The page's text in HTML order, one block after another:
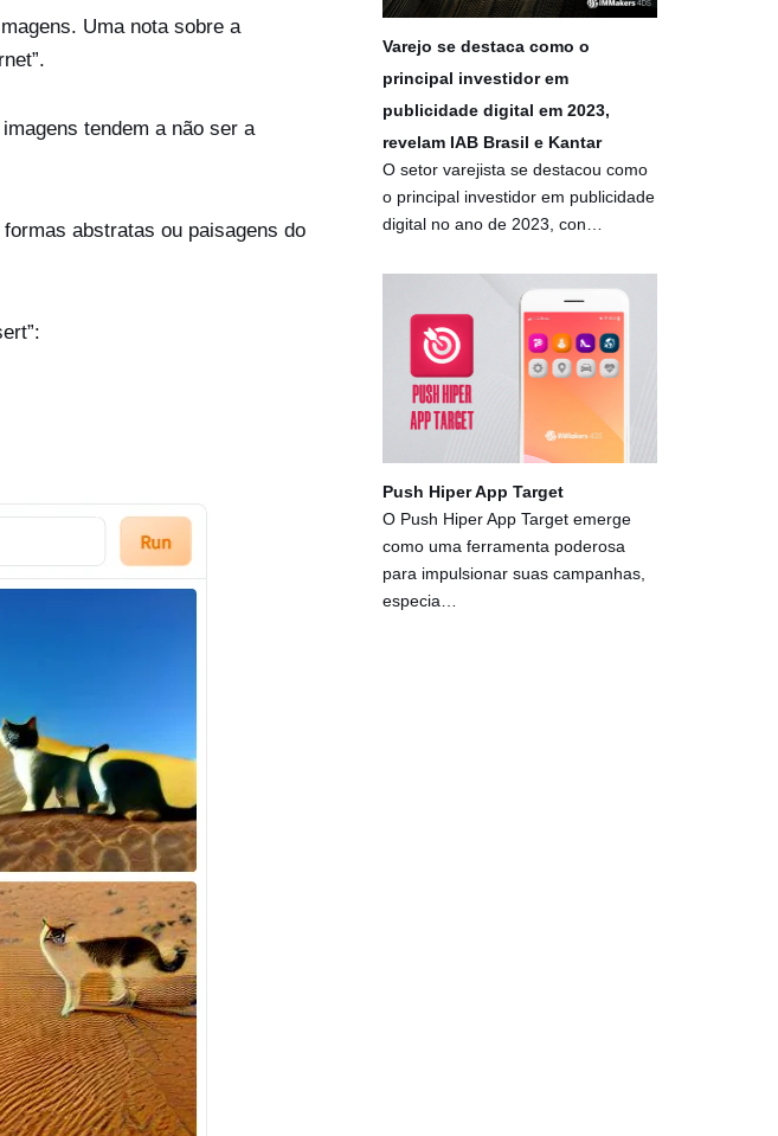
Uma nota sobre a
tendem a não ser a
abstratas ou paisagens do
Varejo se destaca como o
principal investidor em
publicidade digital em 2023,
revelam IAB Brasil e Kantar
O setor varejista se destacou como
o principal investidor em publicidade
digital no ano de 2023, con…
Push Hiper App Target
O Push Hiper App Target emerge
como uma ferramenta poderosa
para impulsionar suas campanhas,
especia…